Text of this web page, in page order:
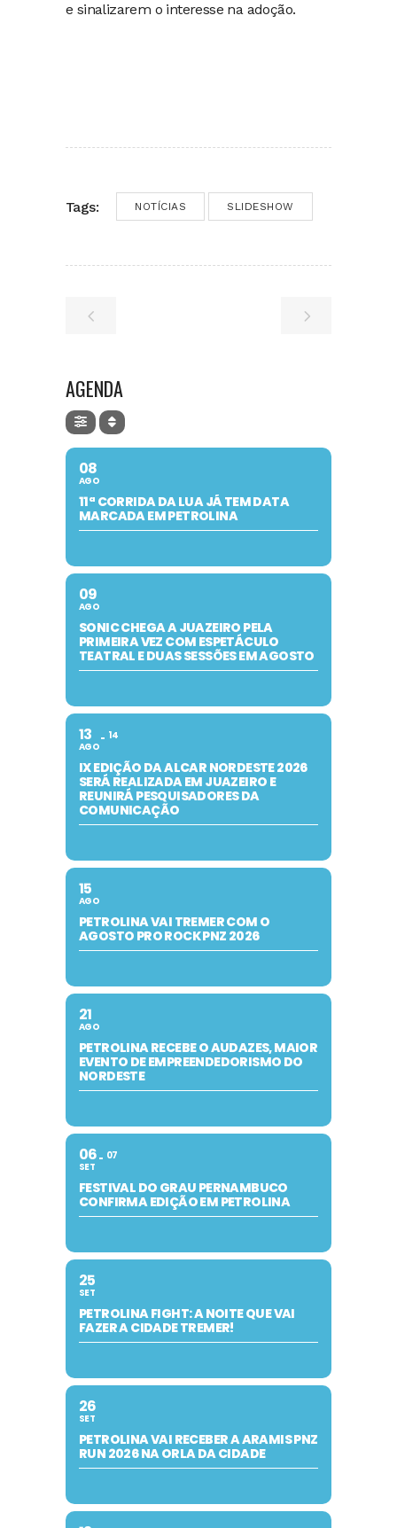
e sinalizarem o interesse na adoção.
Tags: NOTÍCIAS SLIDESHOW
AGENDA
08
AGO
11ª CORRIDA DA LUA JÁ TEM DATA
MARCADA EM PETROLINA
09
AGO
SONIC CHEGA A JUAZEIRO PELA
PRIMEIRA VEZ COM ESPETÁCULO
TEATRAL E DUAS SESSÕES EM AGOSTO
13
AGO
14
IX EDIÇÃO DA ALCAR NORDESTE 2026
SERÁ REALIZADA EM JUAZEIRO E
REUNIRÁ PESQUISADORES DA
COMUNICAÇÃO
15
AGO
PETROLINA VAI TREMER COM O
AGOSTO PRO ROCK PNZ 2026
21
AGO
PETROLINA RECEBE O AUDAZES, MAIOR
EVENTO DE EMPREENDEDORISMO DO
NORDESTE
06
SET
07
FESTIVAL DO GRAU PERNAMBUCO
CONFIRMA EDIÇÃO EM PETROLINA
25
SET
PETROLINA FIGHT: A NOITE QUE VAI
FAZER A CIDADE TREMER!
26
SET
PETROLINA VAI RECEBER A ARAMIS PNZ
RUN 2026 NA ORLA DA CIDADE